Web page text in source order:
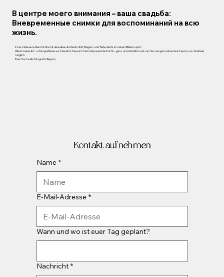
В центре моего внимания – ваша свадьба:
Вневременные снимки для воспоминаний на всю
жизнь.
Ich erzähle eure Geschichte mit derselben Authentizität, Eleganz und Tiefe, die ihr in meinen Bildern spürt.
Wenn meine Art zu fotografieren euch berührt, freue ich mich über eure Nachricht – ganz unverbindlich und von Herzen gern antworte ich euch so schnell wie
möglich.
Euer Hochzeitsfotograf in Bayern
Kontakt aufnehmen
Name *
E-Mail-Adresse *
Wann und wo ist euer Tag geplant?
Nachricht *